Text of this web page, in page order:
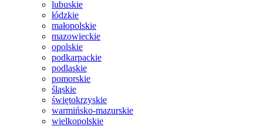
lubuskie
łódzkie
małopolskie
mazowieckie
opolskie
podkarpackie
podlaskie
pomorskie
śląskie
świętokrzyskie
warmińsko-mazurskie
wielkopolskie